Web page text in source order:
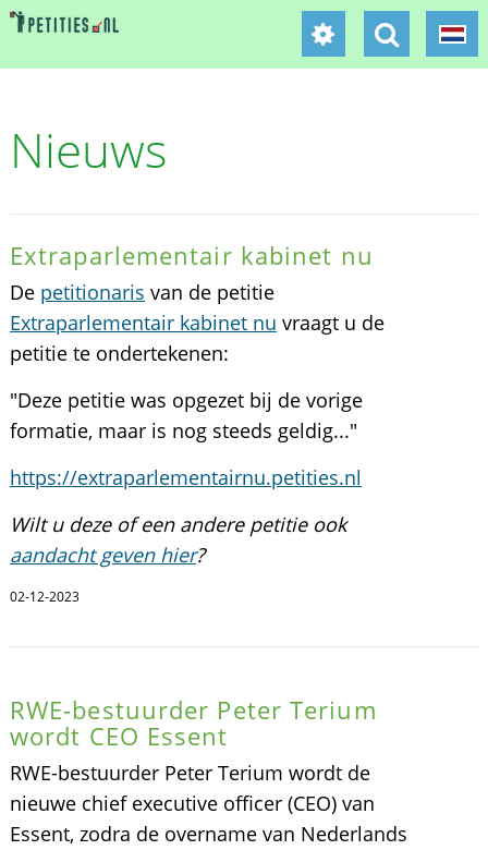
Nieuws
Extraparlementair kabinet nu
De petitionaris van de petitie
Extraparlementair kabinet nu vraagt u de
petitie te ondertekenen:
"Deze petitie was opgezet bij de vorige
formatie, maar is nog steeds geldig..."
https://extraparlementairnu.petities.nl
Wilt u deze of een andere petitie ook
aandacht geven hier?
02-12-2023
RWE-bestuurder Peter Terium
wordt CEO Essent
RWE-bestuurder Peter Terium wordt de
nieuwe chief executive officer (CEO) van
Essent, zodra de overname van Nederlands